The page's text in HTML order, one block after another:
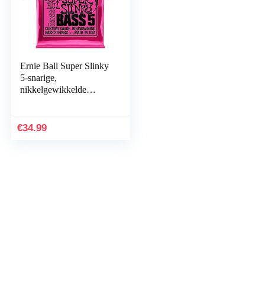
Ernie Ball Super Slinky
5-snarige,
nikkelgewikkelde
€34.99